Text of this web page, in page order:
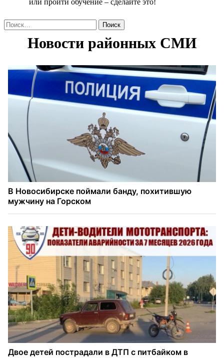
или пройти обучение – сделайте это!
Найти: